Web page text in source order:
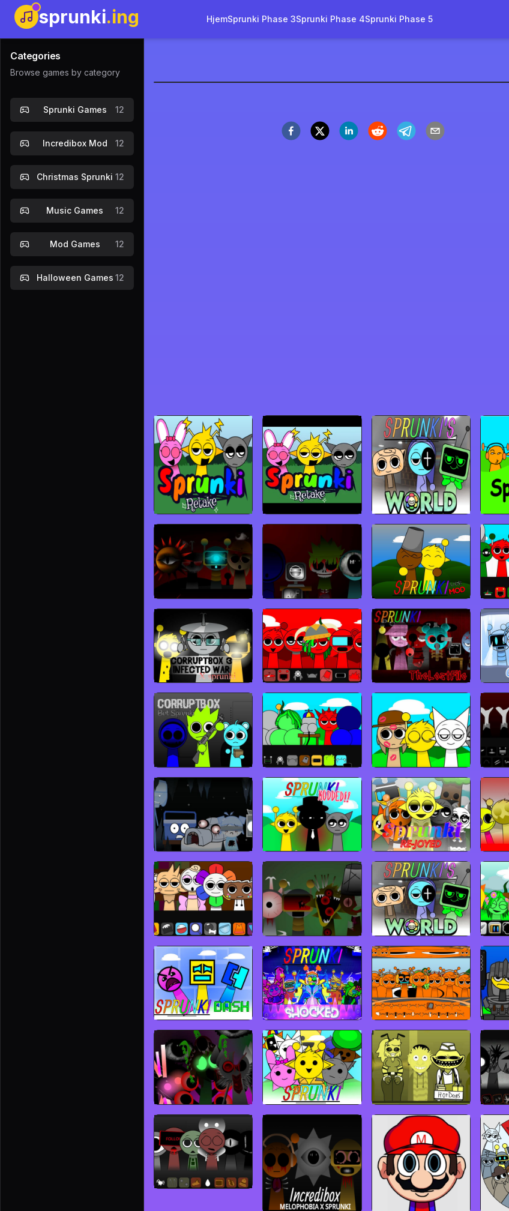
sprunki.ing HjemSprunki Phase 3Sprunki Phase 4Sprunki Phase 5
Categories
Browse games by category
Sprunki Games 12
Incredibox Mod 12
Christmas Sprunki 12
Music Games 12
Mod Games 12
Halloween Games 12